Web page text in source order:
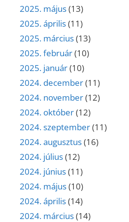
2025. május(13)
2025. április(11)
2025. március(13)
2025. február(10)
2025. január(10)
2024. december(11)
2024. november(12)
2024. október(12)
2024. szeptember(11)
2024. augusztus(16)
2024. július(12)
2024. június(11)
2024. május(10)
2024. április(14)
2024. március(14)